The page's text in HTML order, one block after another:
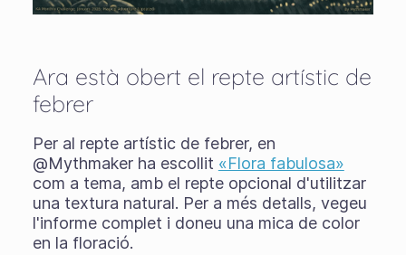
Ara està obert el repte artístic de
febrer
Per al repte artístic de febrer, en
@Mythmaker ha escollit «Flora fabulosa»
com a tema, amb el repte opcional d'utilitzar
una textura natural. Per a més detalls, vegeu
l'informe complet i doneu una mica de color
en la floració.